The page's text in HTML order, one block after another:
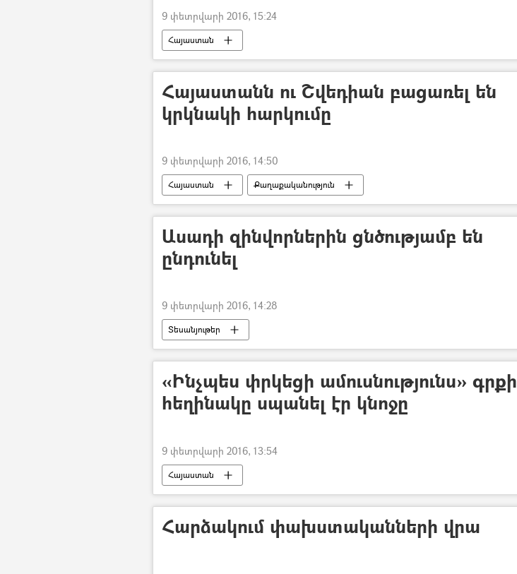
9 փետրվարի 2016, 15:24
Հայաստան
Հայաստանն ու Շվեդիան բացառել են
կրկնակի հարկումը
9 փետրվարի 2016, 14:50
Հայաստան Քաղաքականություն
Ասադի զինվորներին ցնծությամբ են
ընդունել
9 փետրվարի 2016, 14:28
Տեսանյութեր
«Ինչպես փրկեցի ամուսնությունս» գրքի
հեղինակը սպանել էր կնոջը
9 փետրվարի 2016, 13:54
Հայաստան
Հարձակում փախստականների վրա